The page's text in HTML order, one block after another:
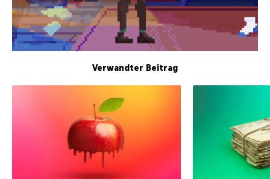
Verwandter Beitrag